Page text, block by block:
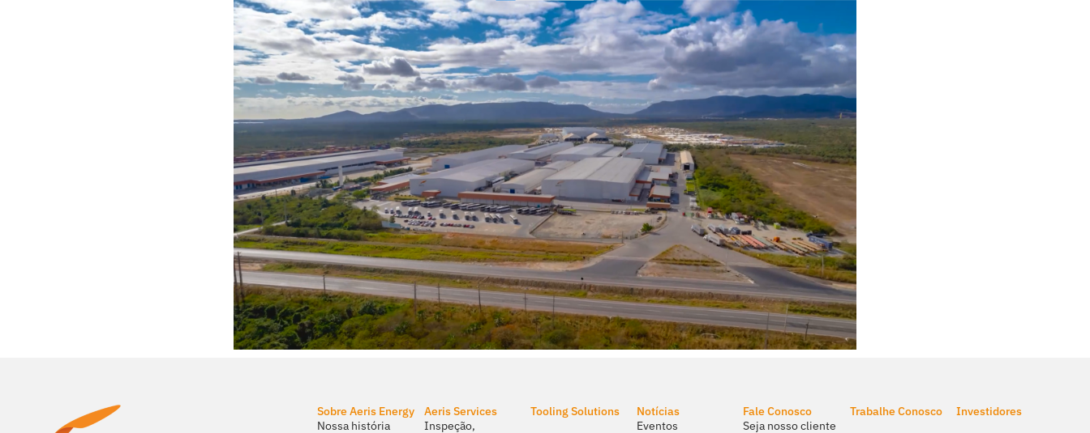
Sobre Aeris Energy
Nossa história
Aeris Services
Inspeção,
Tooling Solutions
Notícias
Eventos
Fale Conosco
Seja nosso cliente
Trabalhe Conosco Investidores